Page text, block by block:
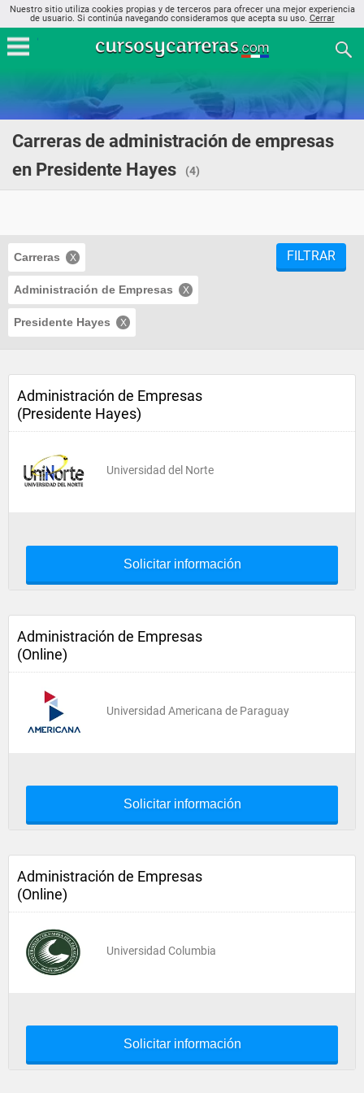
Nuestro sitio utiliza cookies propias y de terceros para ofrecer una mejor experiencia
de usuario. Si continúa navegando consideramos que acepta su uso. Cerrar
Carreras de administración de empresas
en Presidente Hayes
(4)
Carreras
Administración de Empresas
Presidente Hayes
FILTRAR
Administración de Empresas
(Presidente Hayes)
Universidad del Norte
Solicitar información
Administración de Empresas
(Online)
Universidad Americana de Paraguay
Solicitar información
Administración de Empresas
(Online)
Universidad Columbia
Solicitar información